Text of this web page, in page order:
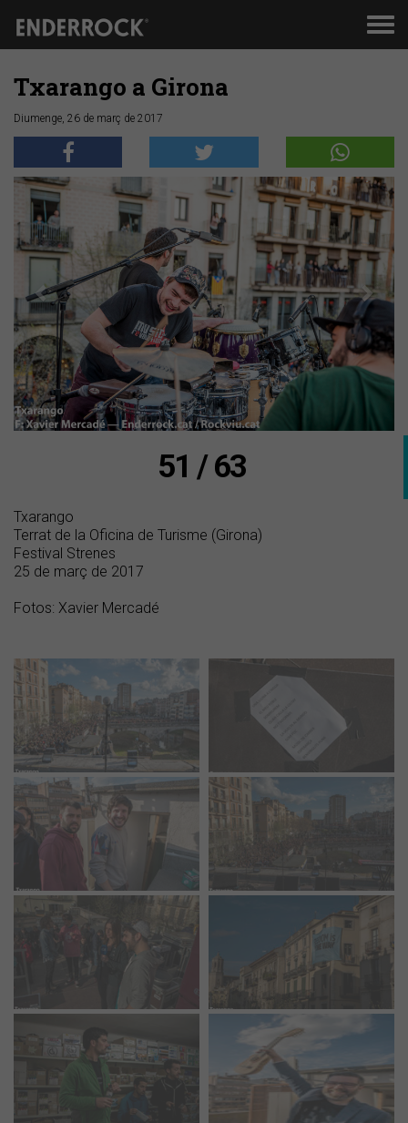
Txarango a Girona
Diumenge, 26 de març de 2017
Anterior
51 / 63
Txarango
Terrat de la Oficina de Turisme (Girona)
Festival Strenes
25 de març de 2017
Fotos: Xavier Mercadé